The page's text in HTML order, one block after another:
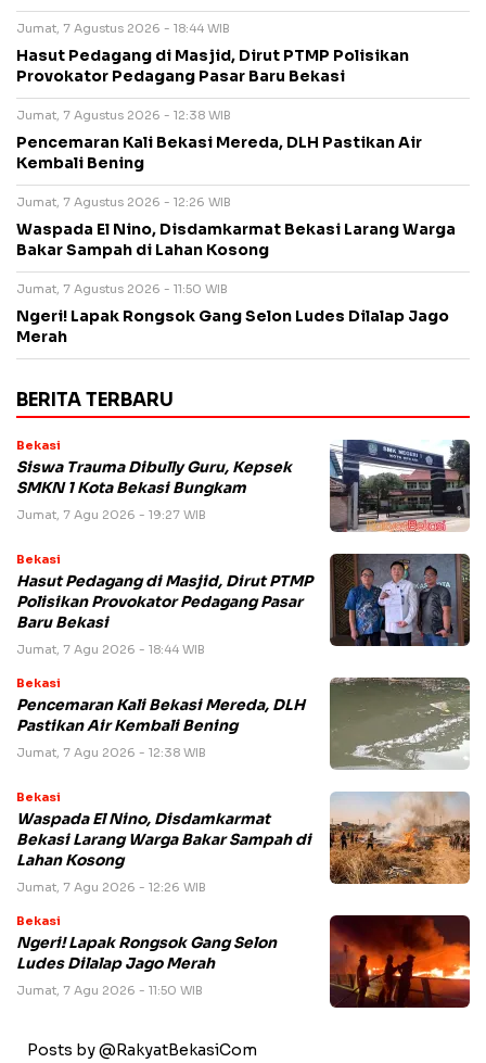
Jumat, 7 Agustus 2026 - 18:44 WIB
Hasut Pedagang di Masjid, Dirut PTMP Polisikan
Provokator Pedagang Pasar Baru Bekasi
Jumat, 7 Agustus 2026 - 12:38 WIB
Pencemaran Kali Bekasi Mereda, DLH Pastikan Air
Kembali Bening
Jumat, 7 Agustus 2026 - 12:26 WIB
Waspada El Nino, Disdamkarmat Bekasi Larang Warga
Bakar Sampah di Lahan Kosong
Jumat, 7 Agustus 2026 - 11:50 WIB
Ngeri! Lapak Rongsok Gang Selon Ludes Dilalap Jago
Merah
BERITA TERBARU
Bekasi
Siswa Trauma Dibully Guru, Kepsek
SMKN 1 Kota Bekasi Bungkam
Jumat, 7 Agu 2026 - 19:27 WIB
Bekasi
Hasut Pedagang di Masjid, Dirut PTMP
Polisikan Provokator Pedagang Pasar
Baru Bekasi
Jumat, 7 Agu 2026 - 18:44 WIB
Bekasi
Pencemaran Kali Bekasi Mereda, DLH
Pastikan Air Kembali Bening
Jumat, 7 Agu 2026 - 12:38 WIB
Bekasi
Waspada El Nino, Disdamkarmat
Bekasi Larang Warga Bakar Sampah di
Lahan Kosong
Jumat, 7 Agu 2026 - 12:26 WIB
Bekasi
Ngeri! Lapak Rongsok Gang Selon
Ludes Dilalap Jago Merah
Jumat, 7 Agu 2026 - 11:50 WIB
Posts by @RakyatBekasiCom